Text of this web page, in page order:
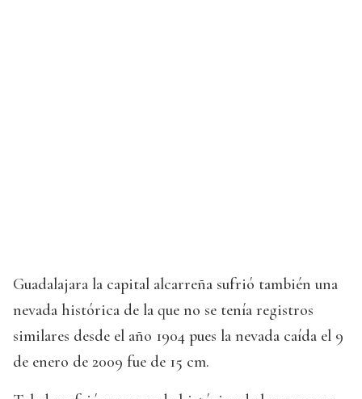
Guadalajara la capital alcarreña sufrió también una
nevada histórica de la que no se tenía registros
similares desde el año 1904 pues la nevada caída el 9
de enero de 2009 fue de 15 cm.